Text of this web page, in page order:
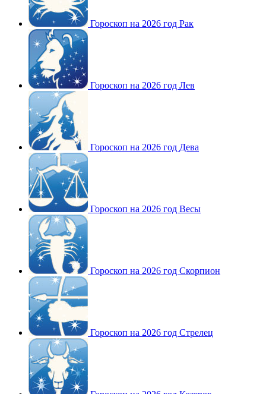
Гороскоп на 2026 год Рак
Гороскоп на 2026 год Лев
Гороскоп на 2026 год Дева
Гороскоп на 2026 год Весы
Гороскоп на 2026 год Скорпион
Гороскоп на 2026 год Стрелец